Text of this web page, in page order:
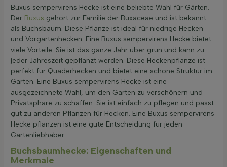
Buxus sempervirens Hecke ist eine beliebte Wahl für Gärten.
Der Buxus gehört zur Familie der Buxaceae und ist bekannt
als Buchsbaum. Diese Pflanze ist ideal für niedrige Hecken
und Vorgartenhecken. Eine Buxus sempervirens Hecke bietet
viele Vorteile. Sie ist das ganze Jahr über grün und kann zu
jeder Jahreszeit gepflanzt werden. Diese Heckenpflanze ist
perfekt für Quaderhecken und bietet eine schöne Struktur im
Garten. Eine Buxus sempervirens Hecke ist eine
ausgezeichnete Wahl, um den Garten zu verschönern und
Privatsphäre zu schaffen. Sie ist einfach zu pflegen und passt
gut zu anderen Pflanzen für Hecken. Eine Buxus sempervirens
Hecke pflanzen ist eine gute Entscheidung für jeden
Gartenliebhaber.
Buchsbaumhecke: Eigenschaften und
Merkmale